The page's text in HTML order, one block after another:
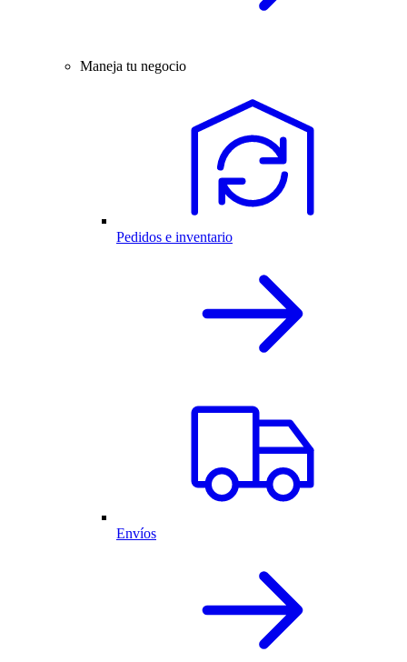
Maneja tu negocio
Pedidos e inventario
Envíos